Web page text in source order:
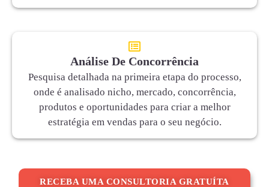
Análise De Concorrência
Pesquisa detalhada na primeira etapa do processo,
onde é analisado nicho, mercado, concorrência,
produtos e oportunidades para criar a melhor
estratégia em vendas para o seu negócio.
RECEBA UMA CONSULTORIA GRATUÍTA